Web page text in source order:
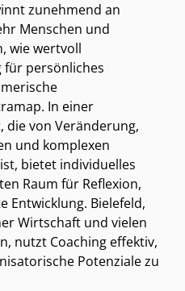
zunehmend an
Menschen und
wie wertvoll
für persönliches
In einer
die von Veränderung,
und komplexen
bietet individuelles
Raum für Reflexion,
Entwicklung. Bielefeld,
Wirtschaft und vielen
nutzt Coaching effektiv,
Potenziale zu